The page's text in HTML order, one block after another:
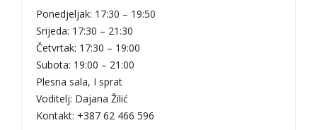
Ponedjeljak: 17:30 – 19:50
Srijeda: 17:30 – 21:30
Četvrtak: 17:30 – 19:00
Subota: 19:00 – 21:00
Plesna sala, I sprat
Voditelj: Dajana Žilić
Kontakt: +387 62 466 596